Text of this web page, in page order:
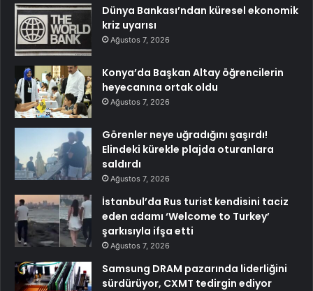
Dünya Bankası’ndan küresel ekonomik
kriz uyarısı
Ağustos 7, 2026
Konya’da Başkan Altay öğrencilerin
heyecanına ortak oldu
Ağustos 7, 2026
Görenler neye uğradığını şaşırdı!
Elindeki kürekle plajda oturanlara
saldırdı
Ağustos 7, 2026
İstanbul’da Rus turist kendisini taciz
eden adamı ‘Welcome to Turkey’
şarkısıyla ifşa etti
Ağustos 7, 2026
Samsung DRAM pazarında liderliğini
sürdürüyor, CXMT tedirgin ediyor